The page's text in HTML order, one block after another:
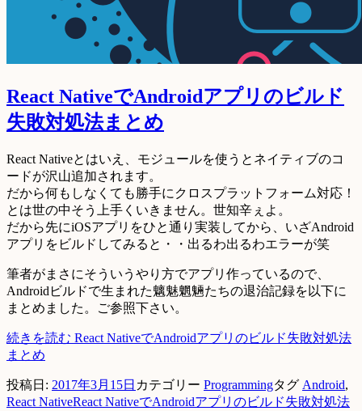
React NativeでAndroidアプリのビルド
失敗対処法まとめ
React Nativeとはいえ、モジュールを使うとネイティブのコ
ードが沢山追加されます。
だから何もしなくても勝手にクロスプラットフォーム対応！
とは世の中そう上手くいきません。世知辛ぇよ。
だから先にiOSアプリをひと通り実装してから、いざAndroid
アプリをビルドしてみると・・出るわ出るわエラーが笑
筆者がまさにそういうやり方でアプリ作っているので、
Androidビルドで生まれた魑魅魍魎たちの退治記録を以下に
まとめました。ご参照下さい。
続きを読む React NativeでAndroidアプリのビルド失敗対処法
まとめ
投稿日: 2017年3月15日 カテゴリー Programmingタグ Android,
React NativeReact NativeでAndroidアプリのビルド失敗対処法